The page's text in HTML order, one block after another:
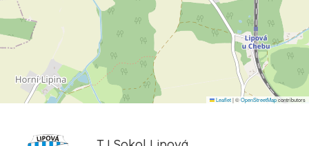
Leaflet|©OpenStreetMapcontributors